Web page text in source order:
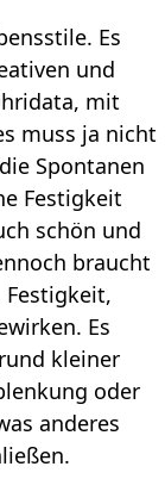
Es
und
mit
muss ja nicht
Spontanen
Festigkeit
schön und
braucht
Festigkeit,
Es
kleiner
oder
anderes